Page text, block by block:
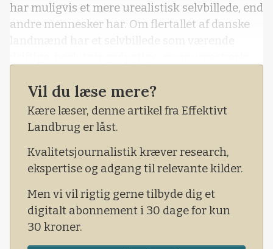
har muligvis et mere urealistisk selvbillede, end
andre mennesker har. Om flertallet af danske
landmænd har et selvbillede som værende
det ikke helt forkert. For sådan er vi nok mange,
der ser på tidens landmand. Han kan noget, og
han vil noget.
MEN NOGLE GANGE
Vil du læse mere?
Kære læser, denne artikel fra Effektivt
Landbrug er låst.
Kvalitetsjournalistik kræver research,
ekspertise og adgang til relevante kilder.
Men vi vil rigtig gerne tilbyde dig et
digitalt abonnement i 30 dage for kun
30 kroner.